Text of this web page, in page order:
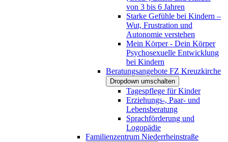
von 3 bis 6 Jahren
Starke Gefühle bei Kindern –
Wut, Frustration und
Autonomie verstehen
Mein Körper - Dein Körper
Psychosexuelle Entwicklung
bei Kindern
Beratungsangebote FZ Kreuzkirche
Dropdown umschalten
Tagespflege für Kinder
Erziehungs-, Paar- und
Lebensberatung
Sprachförderung und
Logopädie
Familienzentrum Niederrheinstraße